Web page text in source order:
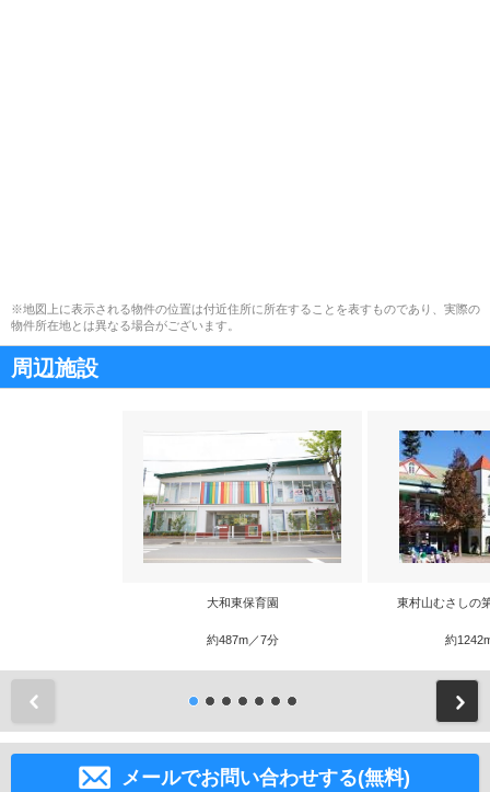
※地図上に表示される物件の位置は付近住所に所在することを表すものであり、実際の
物件所在地とは異なる場合がございます。
周辺施設
大和東保育園
約487m／7分
東村山むさしの
約
メールでお問い合わせする(無料)